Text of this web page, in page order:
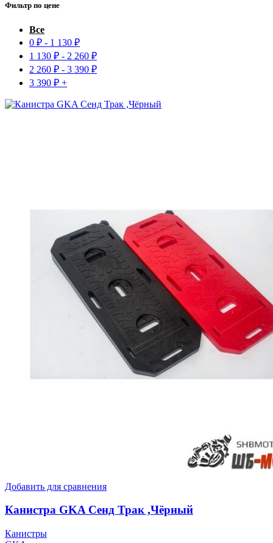
Фильтр по цене
Все
0 ₽ - 1 130 ₽
1 130 ₽ - 2 260 ₽
2 260 ₽ - 3 390 ₽
3 390 ₽ +
Добавить для сравнения
Канистра GKA Сенд Трак ,Чёрный
Канистры